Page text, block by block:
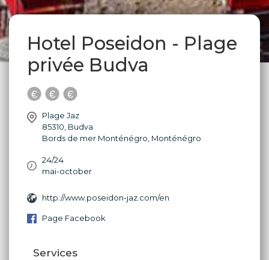
Hotel Poseidon - Plage
privée Budva
Plage Jaz
85310, Budva
Bords de mer Monténégro, Monténégro
24/24
mai-october
http://www.poseidon-jaz.com/en
Page Facebook
Services